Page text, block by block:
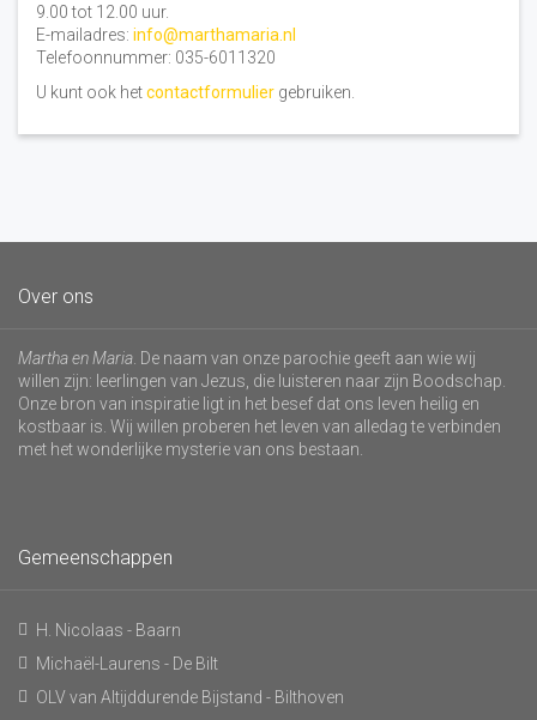
9.00 tot 12.00 uur.
E-mailadres: info@marthamaria.nl
Telefoonnummer: 035-6011320
U kunt ook hetcontactformulier gebruiken.
Over ons
Martha en Maria . De naam van onze parochie geeft aan wie wij
willen zijn: leerlingen van Jezus, die luisteren naar zijn Boodschap.
Onze bron van inspiratie ligt in het besef dat ons leven heilig en
kostbaar is. Wij willen proberen het leven van alledag te verbinden
met het wonderlijke mysterie van ons bestaan.
Gemeenschappen
H. Nicolaas - Baarn
Michaël-Laurens - De Bilt
OLV van Altijddurende Bijstand - Bilthoven